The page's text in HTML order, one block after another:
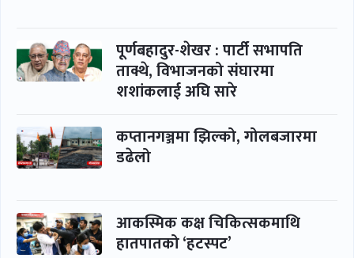
पूर्णबहादुर-शेखर : पार्टी सभापति
ताक्थे, विभाजनको संघारमा
शशांकलाई अघि सारे
कप्तानगञ्जमा झिल्को, गोलबजारमा
डढेलो
आकस्मिक कक्ष चिकित्सकमाथि
हातपातको ‘हटस्पट’